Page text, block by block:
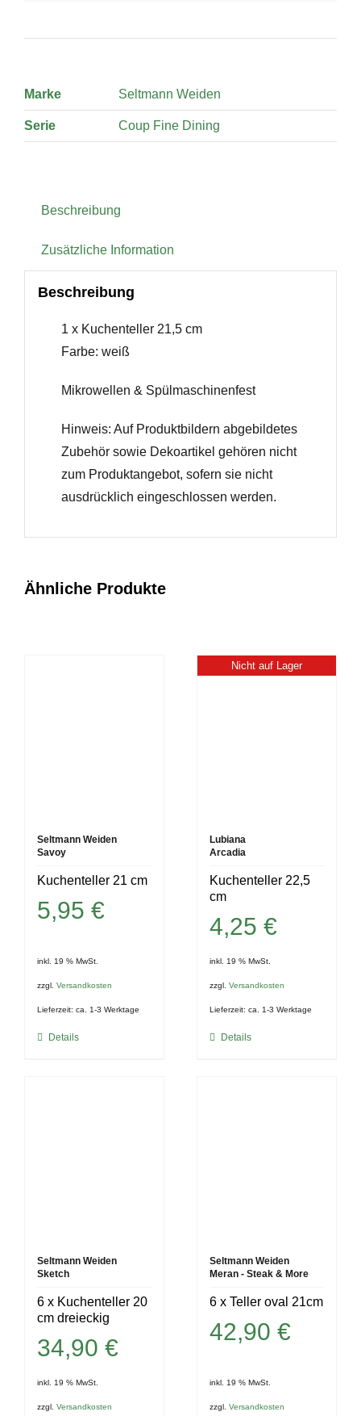
Marke Seltmann Weiden
Serie Coup Fine Dining
Beschreibung
Zusätzliche Information
Beschreibung
1 x Kuchenteller 21,5 cm
Farbe: weiß
Mikrowellen & Spülmaschinenfest
Hinweis: Auf Produktbildern abgebildetes
Zubehör sowie Dekoartikel gehören nicht
zum Produktangebot, sofern sie nicht
ausdrücklich eingeschlossen werden.
Ähnliche Produkte
Seltmann Weiden
Savoy
Kuchenteller 21 cm
5,95 €
inkl. 19 % MwSt.
zzgl. Versandkosten
Lieferzeit: ca. 1-3 Werktage
Details
Nicht auf Lager
Lubiana
Arcadia
Kuchenteller 22,5
cm
4,25€
inkl. 19 % MwSt.
zzgl.Versandkosten
Lieferzeit:ca. 1-3 Werktage
Details
Seltmann Weiden
Sketch
6 x Kuchenteller 20
cm dreieckig
34,90 €
inkl. 19 % MwSt.
zzgl. Versandkosten
Seltmann Weiden
Meran - Steak & More
6 x Teller oval 21cm
42,90€
inkl. 19 % MwSt.
zzgl.Versandkosten